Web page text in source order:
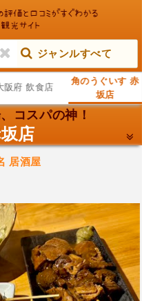
ジャンルすべて
阪府 飲食店
角のうぐいす 赤
坂店
コスパの神！
店
居酒屋